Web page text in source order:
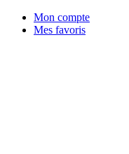
Mon compte
Mes favoris